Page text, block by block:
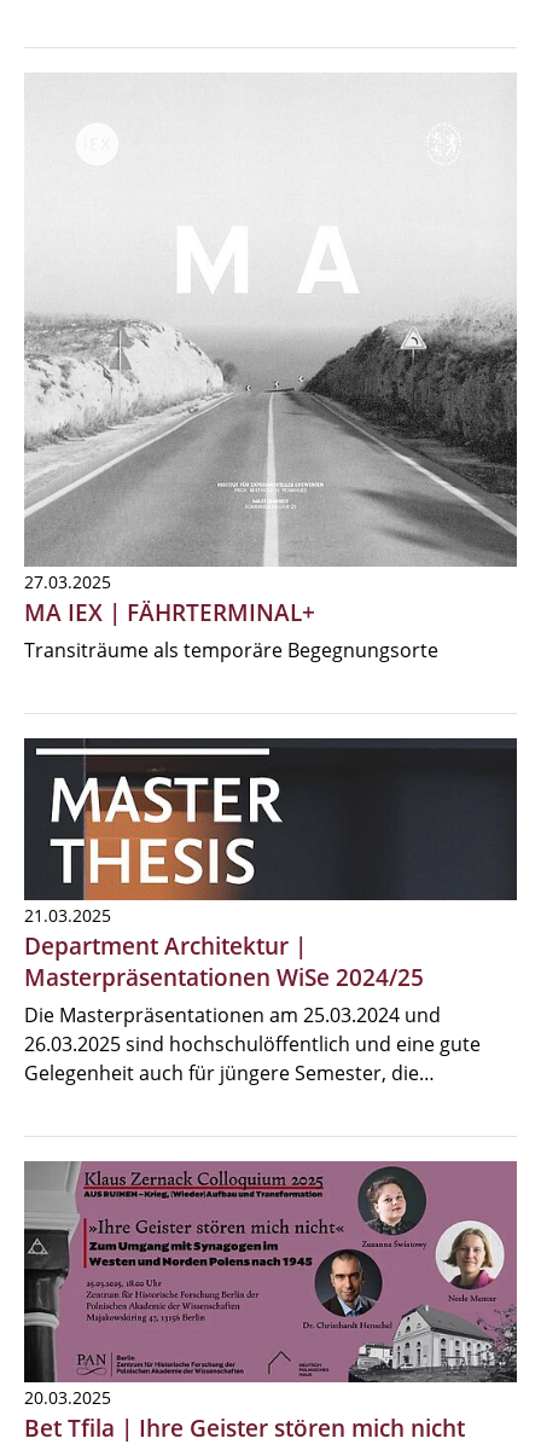
27.03.2025
MA IEX | FÄHRTERMINAL+
Transiträume als temporäre Begegnungsorte
21.03.2025
Department Architektur |
Masterpräsentationen WiSe 2024/25
Die Masterpräsentationen am 25.03.2024 und
26.03.2025 sind hochschulöffentlich und eine gute
Gelegenheit auch für jüngere Semester, die…
20.03.2025
Bet Tfila | Ihre Geister stören mich nicht